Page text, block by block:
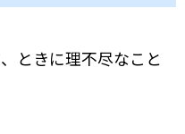
ときに理不尽なこと